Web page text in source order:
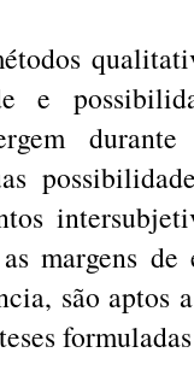
e
margens
são aptos